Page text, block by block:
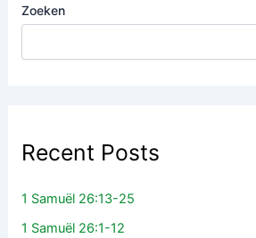
Zoeken
Recent Posts
1 Samuël 26:13-25
1 Samuël 26:1-12